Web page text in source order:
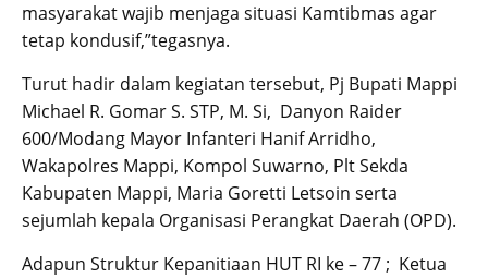
masyarakat wajib menjaga situasi Kamtibmas agar
tetap kondusif,”tegasnya.
Turut hadir dalam kegiatan tersebut, Pj Bupati Mappi
Michael R. Gomar S. STP, M. Si, Danyon Raider
600/Modang Mayor Infanteri Hanif Arridho,
Wakapolres Mappi, Kompol Suwarno, Plt Sekda
Kabupaten Mappi, Maria Goretti Letsoin serta
sejumlah kepala Organisasi Perangkat Daerah (OPD).
Adapun Struktur Kepanitiaan HUT RI ke – 77 ; Ketua